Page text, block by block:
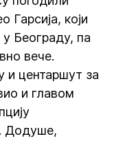
Гарсија, који
у Београду, па
вече.
и центаршут за
и главом
Додуше,